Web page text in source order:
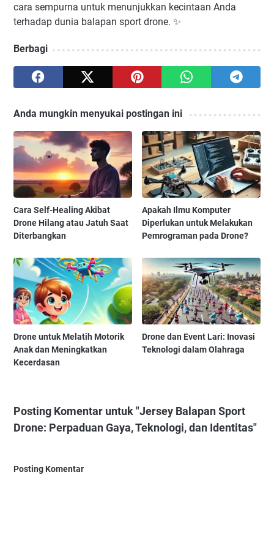
cara sempurna untuk menunjukkan kecintaan Anda
terhadap dunia balapan sport drone. ✨
Berbagi
Anda mungkin menyukai postingan ini
Cara Self-Healing Akibat
Drone Hilang atau Jatuh Saat
Diterbangkan
Apakah Ilmu Komputer
Diperlukan untuk Melakukan
Pemrograman pada Drone?
Drone untuk Melatih Motorik
Anak dan Meningkatkan
Kecerdasan
Drone dan Event Lari: Inovasi
Teknologi dalam Olahraga
Posting Komentar untuk "Jersey Balapan Sport
Drone: Perpaduan Gaya, Teknologi, dan Identitas"
Posting Komentar